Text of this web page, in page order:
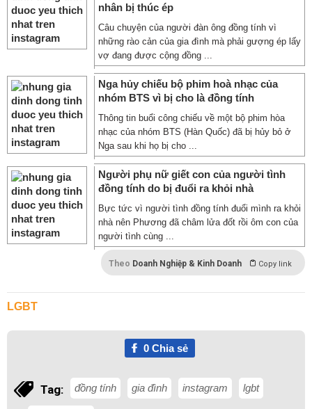
nhân bị thúc ép
Câu chuyện của người đàn ông đồng tính vì
những rào cản của gia đình mà phải gượng ép lấy
vợ đang được cộng đồng ...
Nga hủy chiếu bộ phim hoà nhạc của
nhóm BTS vì bị cho là đồng tính
Thông tin buổi công chiếu về một bộ phim hòa
nhạc của nhóm BTS (Hàn Quốc) đã bị hủy bỏ ở
Nga sau khi họ bị cho ...
Người phụ nữ giết con của người tình
đồng tính do bị đuổi ra khỏi nhà
Bực tức vì người tình đồng tính đuổi mình ra khỏi
nhà nên Phương đã châm lửa đốt rồi ôm con của
người tình cùng ...
Theo Doanh Nghiệp & Kinh Doanh Copy link
LGBT
0Chia sẻ
Tag: đồng tính gia đình instagram lgbt